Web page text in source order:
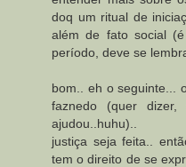
doq um ritual de
além de fato social
período, deve se
bom.. eh o seguinte...
faznedo (quer
ajudou..huhu)..
justiça seja feita..
tem o direito de se